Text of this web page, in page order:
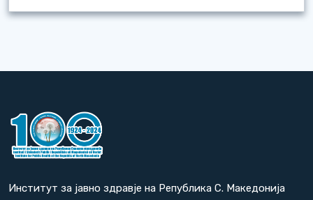
Институт за јавно здравје на Република С. Македонија